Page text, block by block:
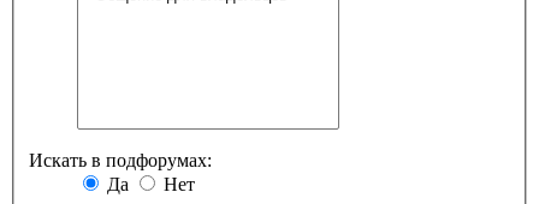
Искать в подфорумах:
Да
Нет